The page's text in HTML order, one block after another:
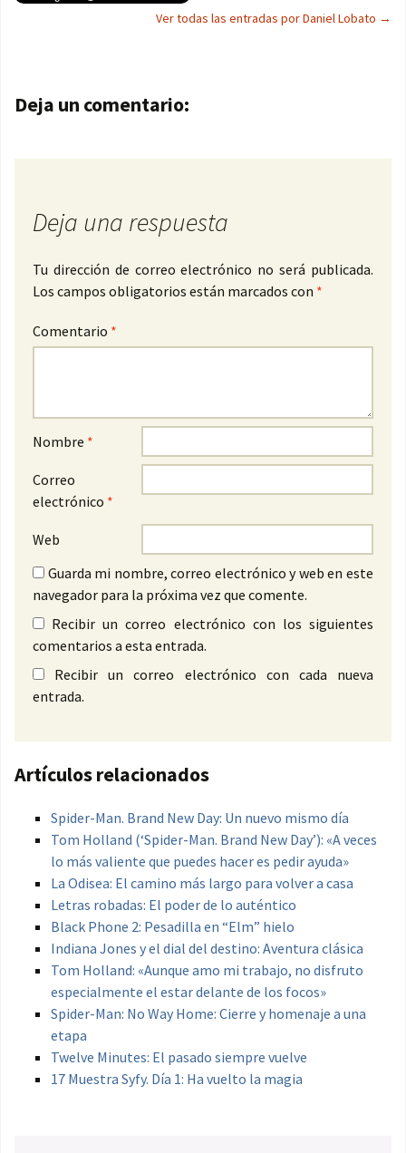
Ver todas las entradas por Daniel Lobato →
Navegación de entradas
Deja un comentario:
Deja una respuesta
Tu dirección de correo electrónico no será publicada.
Los campos obligatorios están marcados con *
Comentario *
Nombre *
Correo
electrónico *
Web
Guarda mi nombre, correo electrónico y web en este
navegador para la próxima vez que comente.
Recibir un correo electrónico con los siguientes
comentarios a esta entrada.
Recibir un correo electrónico con cada nueva
entrada.
Artículos relacionados
Spider-Man. Brand New Day: Un nuevo mismo día
Tom Holland (‘Spider-Man. Brand New Day’): «A veces
lo más valiente que puedes hacer es pedir ayuda»
La Odisea: El camino más largo para volver a casa
Letras robadas: El poder de lo auténtico
Black Phone 2: Pesadilla en “Elm” hielo
Indiana Jones y el dial del destino: Aventura clásica
Tom Holland: «Aunque amo mi trabajo, no disfruto
especialmente el estar delante de los focos»
Spider-Man: No Way Home: Cierre y homenaje a una
etapa
Twelve Minutes: El pasado siempre vuelve
17 Muestra Syfy. Día 1: Ha vuelto la magia